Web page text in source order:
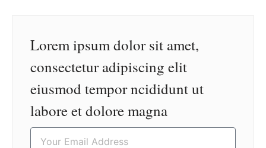
Lorem ipsum dolor sit amet,
consectetur adipiscing elit
eiusmod tempor ncididunt ut
labore et dolore magna